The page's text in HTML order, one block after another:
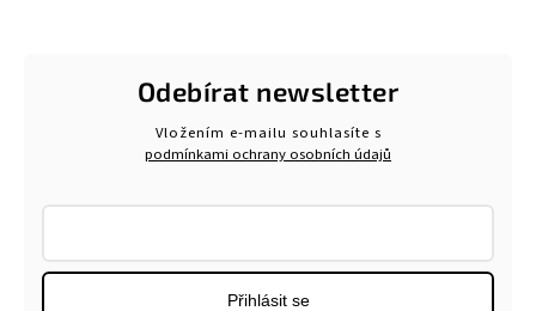
Odebírat newsletter
Vložením e-mailu souhlasíte s
podmínkami ochrany osobních údajů
Přihlásit se